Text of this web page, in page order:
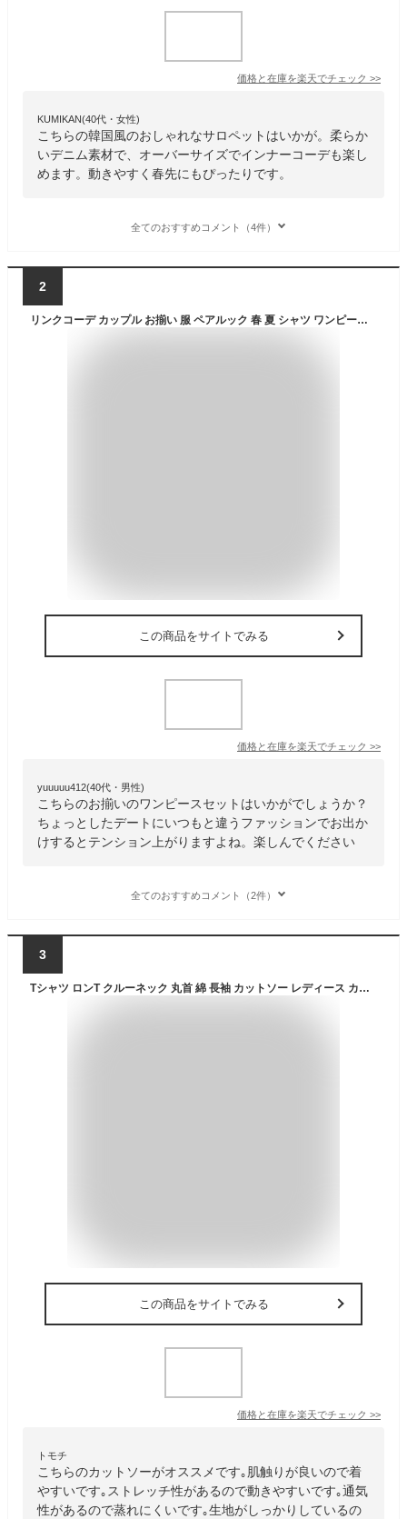
価格と在庫を楽天でチェック >>
KUMIKAN(40代・女性)
こちらの韓国風のおしゃれなサロペットはいかが。柔らか
いデニム素材で、オーバーサイズでインナーコーデも楽し
めます。動きやすく春先にもぴったりです。
全てのおすすめコメント（4件）
2
リンクコーデ カップル お揃い 服 ペアルック 春 夏 シャツ ワンピース カシュクール ウエストリボン ストライプ tシャツ ハーフパンツ おそろ オルチャンファッション 韓国服 ワンポイント
この商品をサイトでみる
価格と在庫を楽天でチェック >>
yuuuuu412(40代・男性)
こちらのお揃いのワンピースセットはいかがでしょうか？
ちょっとしたデートにいつもと違うファッションでお出か
けするとテンション上がりますよね。楽しんでください
全てのおすすめコメント（2件）
3
Tシャツ ロンT クルーネック 丸首 綿 長袖 カットソー レディース カットソー S M L XL XXL メンズ シンプルだから合わせやす 大人かわいい オシャレ ペア カップル リンクコーデ 韓国 Korea くすみカラー シンプル かわいい 可愛い おしゃれ
この商品をサイトでみる
価格と在庫を楽天でチェック >>
トモチ
こちらのカットソーがオススメです｡肌触りが良いので着
やすいです｡ストレッチ性があるので動きやすいです｡通気
性があるので蒸れにくいです｡生地がしっかりしているの